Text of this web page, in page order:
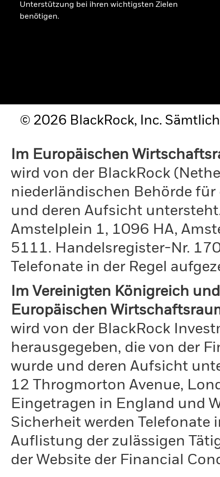
Unterstützung bei ihren wichtigsten Zielen
benötigen.
© 2026 BlackRock, Inc.
Im Europäischen
wird von der BlackRock
niederländischen Behörde
und deren Aufsicht
Amstelplein 1, 1096 HA,
5111. Handelsregister-Nr.
Telefonate in der Regel
Im Vereinigten Königreich
Europäischen
wird von der BlackRock
herausgegeben, die von der
wurde und deren Aufsicht
12 Throgmorton Avenue,
Eingetragen in England und
Sicherheit werden Telefonate
Auflistung der zulässigen
der Website der Financial